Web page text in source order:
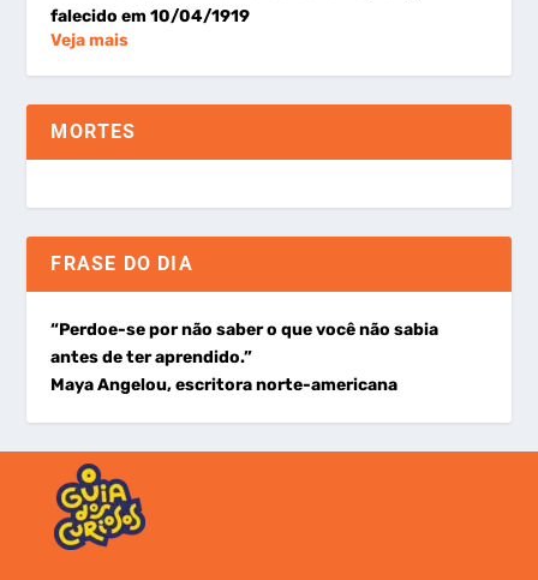
falecido em 10/04/1919
Veja mais
MORTES
FRASE DO DIA
“Perdoe-se por não saber o que você não sabia
antes de ter aprendido.”
Maya Angelou, escritora norte-americana